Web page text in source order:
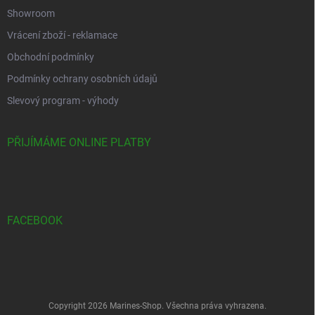
Showroom
Vrácení zboží - reklamace
Obchodní podmínky
Podmínky ochrany osobních údajů
Slevový program - výhody
PŘIJÍMÁME ONLINE PLATBY
FACEBOOK
Copyright 2026 Marines-Shop . Všechna práva vyhrazena.